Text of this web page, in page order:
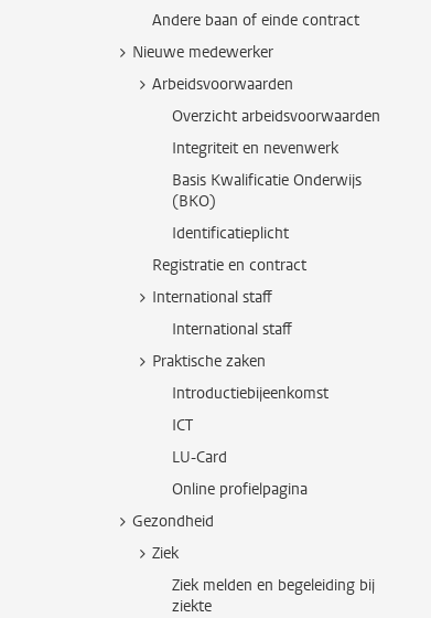
Andere baan of einde contract
Nieuwe medewerker
Arbeidsvoorwaarden
Overzicht arbeidsvoorwaarden
Integriteit en nevenwerk
Basis Kwalificatie Onderwijs
(BKO)
Identificatieplicht
Registratie en contract
International staff
International staff
Praktische zaken
Introductiebijeenkomst
ICT
LU-Card
Online profielpagina
Gezondheid
Ziek
Ziek melden en begeleiding bij
ziekte